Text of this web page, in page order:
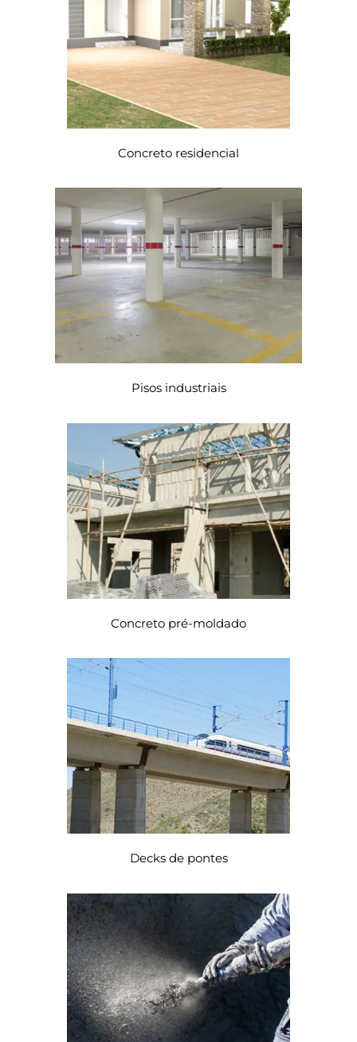
Concreto residencial
Pisos industriais
Concreto pré-moldado
Decks de pontes